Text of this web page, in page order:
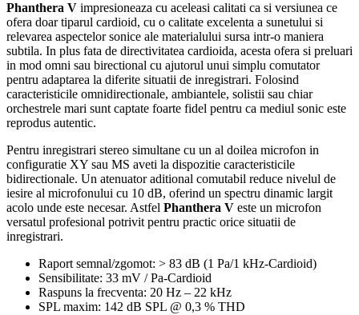
Phanthera V impresioneaza cu aceleasi calitati ca si versiunea ce
ofera doar tiparul cardioid, cu o calitate excelenta a sunetului si
relevarea aspectelor sonice ale materialului sursa intr-o maniera
subtila. In plus fata de directivitatea cardioida, acesta ofera si preluari
in mod omni sau birectional cu ajutorul unui simplu comutator
pentru adaptarea la diferite situatii de inregistrari. Folosind
caracteristicile omnidirectionale, ambiantele, solistii sau chiar
orchestrele mari sunt captate foarte fidel pentru ca mediul sonic este
reprodus autentic.
Pentru inregistrari stereo simultane cu un al doilea microfon in
configuratie XY sau MS aveti la dispozitie caracteristicile
bidirectionale. Un atenuator aditional comutabil reduce nivelul de
iesire al microfonului cu 10 dB, oferind un spectru dinamic largit
acolo unde este necesar. Astfel Phanthera V este un microfon
versatul profesional potrivit pentru practic orice situatii de
inregistrari.
Raport semnal/zgomot: > 83 dB (1 Pa/1 kHz-Cardioid)
Sensibilitate: 33 mV / Pa-Cardioid
Raspuns la frecventa: 20 Hz – 22 kHz
SPL maxim: 142 dB SPL @ 0,3 % THD